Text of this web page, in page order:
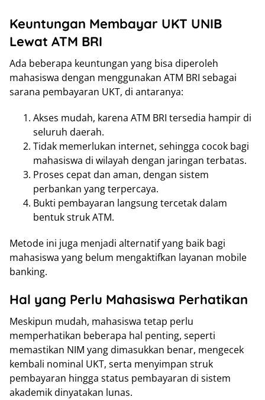
Keuntungan Membayar UKT UNIB
Lewat ATM BRI
Ada beberapa keuntungan yang bisa diperoleh
mahasiswa dengan menggunakan ATM BRI sebagai
sarana pembayaran UKT, di antaranya:
Akses mudah, karena ATM BRI tersedia hampir di
seluruh daerah.
Tidak memerlukan internet, sehingga cocok bagi
mahasiswa di wilayah dengan jaringan terbatas.
Proses cepat dan aman, dengan sistem
perbankan yang terpercaya.
Bukti pembayaran langsung tercetak dalam
bentuk struk ATM.
Metode ini juga menjadi alternatif yang baik bagi
mahasiswa yang belum mengaktifkan layanan mobile
banking.
Hal yang Perlu Mahasiswa Perhatikan
Meskipun mudah, mahasiswa tetap perlu
memperhatikan beberapa hal penting, seperti
memastikan NIM yang dimasukkan benar, mengecek
kembali nominal UKT, serta menyimpan struk
pembayaran hingga status pembayaran di sistem
akademik dinyatakan lunas.